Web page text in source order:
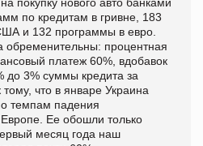
по кредитам в гривне, 183
и 132 программы в евро.
обременительны: процентная
платеж 60%, вдобавок
до 3% суммы кредита за
что в январе Украина
темпам падения
Ее обошли только
месяц года наш